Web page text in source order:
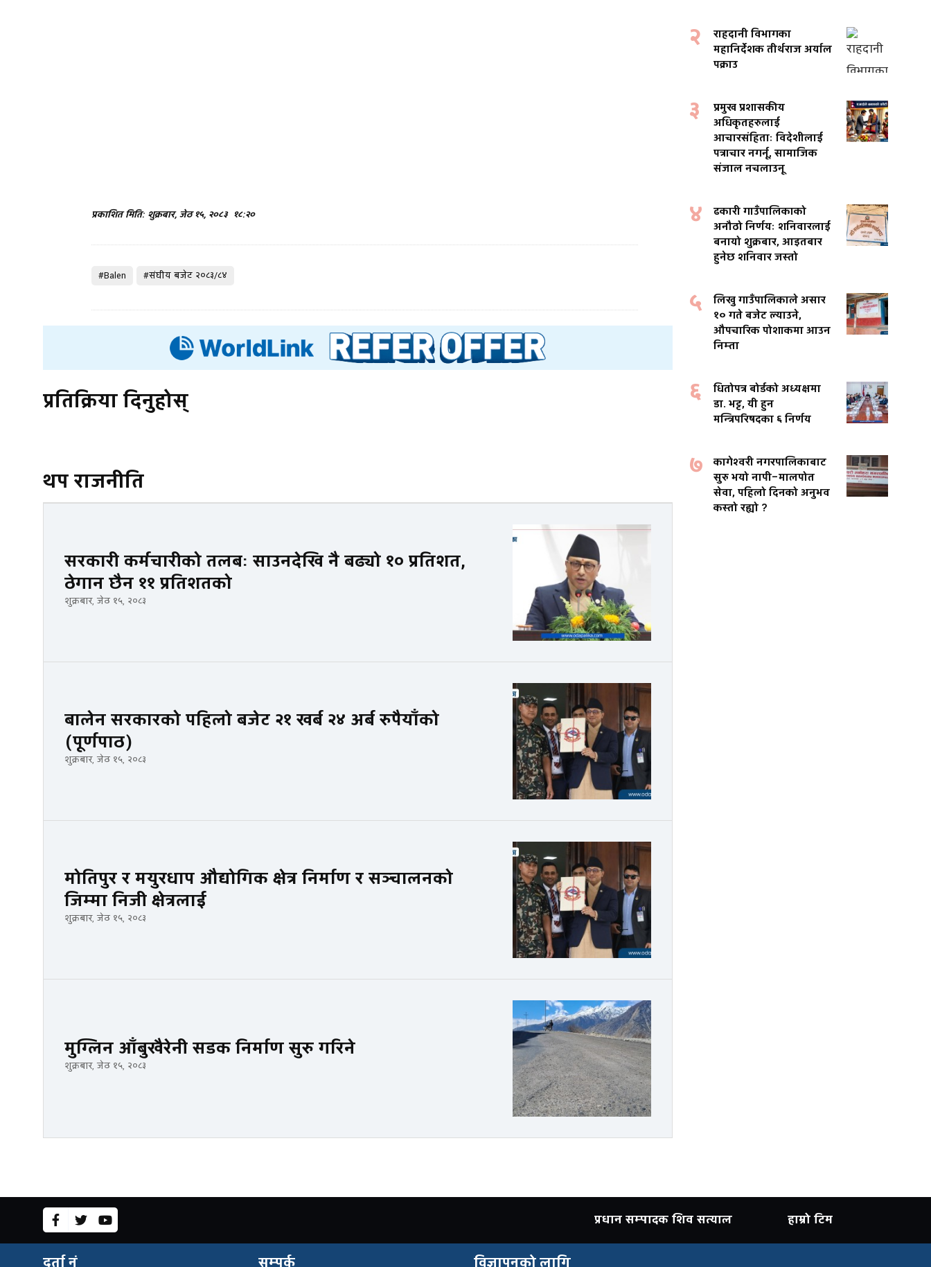
प्रकाशित मिति: शुक्रबार, जेठ १५, २०८३ १८:२०
#Balen #संघीय बजेट २०८३/८४
प्रतिक्रिया दिनुहोस्
थप राजनीति
सरकारी कर्मचारीको तलबः साउनदेखि नै बढ्यो १० प्रतिशत,
ठेगान छैन ११ प्रतिशतको
शुक्रबार, जेठ १५, २०८३
बालेन सरकारको पहिलो बजेट २१ खर्ब २४ अर्ब रुपैयाँको
(पूर्णपाठ)
शुक्रबार, जेठ १५, २०८३
मोतिपुर र मयुरधाप औद्योगिक क्षेत्र निर्माण र सञ्चालनको
जिम्मा निजी क्षेत्रलाई
शुक्रबार, जेठ १५, २०८३
मुग्लिन आँबुखैरेनी सडक निर्माण सुरु गरिने
शुक्रबार, जेठ १५, २०८३
२
राहदानी विभागका
महानिर्देशक तीर्थराज अर्याल
पक्राउ
३
प्रमुख प्रशासकीय
अधिकृतहरुलाई
आचारसंहिताः विदेशीलाई
पत्राचार नगर्नू, सामाजिक
संजाल नचलाउनू
४
ढकारी गाउँपालिकाको
अनौठो निर्णयः शनिवारलाई
बनायो शुक्रबार, आइतबार
हुनेछ शनिवार जस्तो
५
लिखु गाउँपालिकाले असार
१० गते बजेट ल्याउने,
औपचारिक पोशाकमा आउन
निम्ता
६
धितोपत्र बोर्डको अध्यक्षमा
डा. भट्ट, यी हुन
मन्त्रिपरिषदका ६ निर्णय
७
कागेश्वरी नगरपालिकाबाट
सुरु भयो नापी–मालपोत
सेवा, पहिलो दिनको अनुभव
कस्तो रह्यो ?
प्रधान सम्पादक शिव सत्याल हाम्रो टिम
दर्ता नं सम्पर्क विज्ञापनको लागि